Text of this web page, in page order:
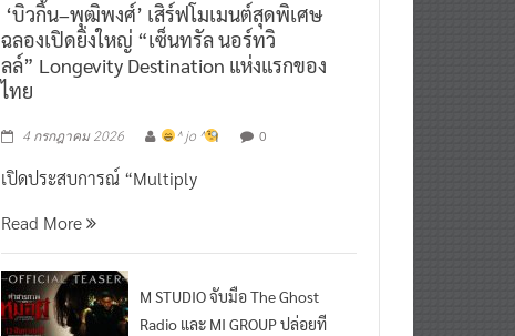
‘บิวกิ้น–พุฒิพงศ์’ เสิร์ฟโมเมนต์สุดพิเศษ
ฉลองเปิดยิ่งใหญ่ “เซ็นทรัล นอร์ทวิ
ลล์” Longevity Destination แห่งแรกของ
ไทย
4 กรกฎาคม 2026 ^ jo ^ 0
เปิดประสบการณ์ “Multiply
Read More
M STUDIO จับมือ The Ghost
Radio และ MI GROUP ปล่อยที